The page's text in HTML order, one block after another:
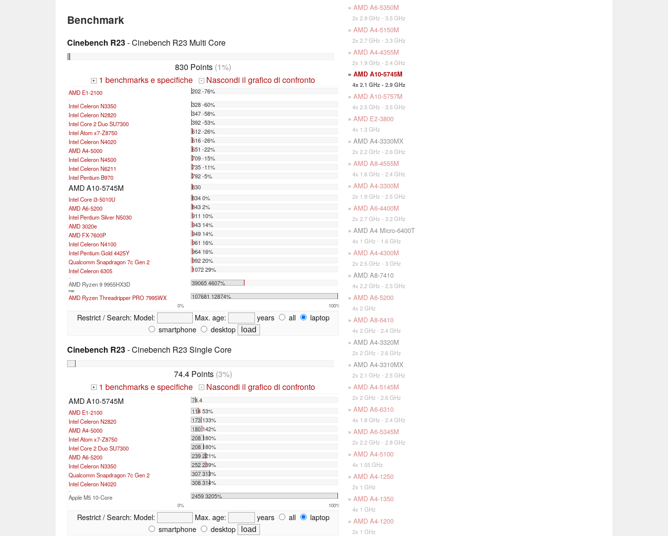
Benchmark
Cinebench R23- Cinebench R23 Multi Core
830 Points (1%)
+ 1 benchmarks e specifiche - Nascondi il grafico di confronto
AMD E1-2100 202 -76%
Intel Celeron N3350
328 -60%
Intel Celeron N2820
347 -58%
Intel Core 2 Duo SU7300
392 -53%
Intel Atom x7-Z8750
612 -26%
Intel Celeron N4020
616 -26%
AMD A4-5000
651 -22%
Intel Celeron N4500
709 -15%
Intel Celeron N6211
735 -11%
Intel Pentium B970
792 -5%
AMD A10-5745M
830
Intel Core i3-5010U
834 0%
AMD A6-5200
843 2%
Intel Pentium Silver N5030
911 10%
AMD 3020e
943 14%
AMD FX-7600P
949 14%
Intel Celeron N4100
961 16%
Intel Pentium Gold 4425Y
964 16%
Qualcomm Snapdragon 7c Gen 2
992 20%
Intel Celeron 6305
1072 29%
AMD Ryzen 9 9955HX3D 39065 4607%
max:
AMD Ryzen Threadripper PRO 7995WX 107681 12874%
0% 100%
Restrict / Search: Model: Max. age: years all
laptop
smartphone
desktop
Cinebench R23- Cinebench R23 Single Core
74.4 Points (3%)
+ 1 benchmarks e specifiche - Nascondi il grafico di confronto
AMD A10-5745M
74.4
AMD E1-2100
114 53%
Intel Celeron N2820
173 133%
AMD A4-5000
180 142%
Intel Atom x7-Z8750
208 180%
Intel Core 2 Duo SU7300
208 180%
AMD A6-5200
239 221%
Intel Celeron N3350
252 239%
Qualcomm Snapdragon 7c Gen 2
307 313%
Intel Celeron N4020
308 314%
Apple M5 10-Core 2459 3205%
0% 100%
Restrict / Search: Model: Max. age: years all
laptop
smartphone
desktop
» AMD A6-5350M
2x 2.9 GHz - 3.5 GHz
» AMD A4-5150M
2x 2.7 GHz - 3.3 GHz
» AMD A4-4355M
2x 1.9 GHz - 2.4 GHz
» AMD A10-5745M
4x 2.1 GHz - 2.9 GHz
» AMD A10-5757M
4x 2.5 GHz - 3.5 GHz
» AMD E2-3800
4x 1.3 GHz
» AMD A4-3330MX
2x 2.2 GHz - 2.6 GHz
» AMD A8-4555M
4x 1.6 GHz - 2.4 GHz
» AMD A4-3300M
2x 1.9 GHz - 2.5 GHz
» AMD A6-4400M
2x 2.7 GHz - 3.2 GHz
» AMD A4 Micro-6400T
4x 1 GHz - 1.6 GHz
» AMD A4-4300M
2x 2.5 GHz - 3 GHz
» AMD A8-7410
4x 2.2 GHz - 2.5 GHz
» AMD A6-5200
4x 2 GHz
» AMD A8-6410
4x 2 GHz - 2.4 GHz
» AMD A4-3320M
2x 2 GHz - 2.6 GHz
» AMD A4-3310MX
2x 2.1 GHz - 2.5 GHz
» AMD A4-5145M
2x 2 GHz - 2.6 GHz
» AMD A6-6310
4x 1.8 GHz - 2.4 GHz
» AMD A6-5345M
2x 2.2 GHz - 2.8 GHz
» AMD A4-5100
4x 1.55 GHz
» AMD A4-1250
2x 1 GHz
» AMD A4-1350
4x 1 GHz
» AMD A4-1200
2x 1 GHz